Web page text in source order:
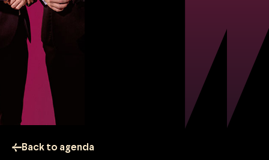
Back to agenda